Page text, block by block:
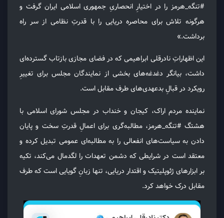
#تنگه_هرمز را در اختیارِ انحصاریِ جمهوری اسلامی ایران گرفت و
هرگونه تلاش برای محاصره دریایی را با قدرتِ نظامی از سر راه
برداشت.»
این اظهاراتِ نادرقلی ابراهیمی که در فضای مجازی بازتاب گسترده‌ای
داشت، بیانگر دغدغه‌های بخشی از نمایندگان مجلس برای تغییرِ
رویکرد در قبالِ بدعهدی‌های طرف مقابل است.
نماینده مردم اراک، کیجان و خنداب در مجلس شورای اسلامی با
هشتگ #تنگه_هرمز، مطالبه‌گری برای اعمالِ قدرتِ سخت و پایان
دادن به سیاست‌های انفعالی را به مطالبه‌ای عمومی تبدیل کرده و
معتقد است در شرایطی که دشمن تعهدات را لگدمال می‌کند، تکیه
بر ابزارهای ژئوپلیتیک و اقتدار دریایی، تنها زبانِ گویایی است که طرف
مقابل درک خواهد کرد.